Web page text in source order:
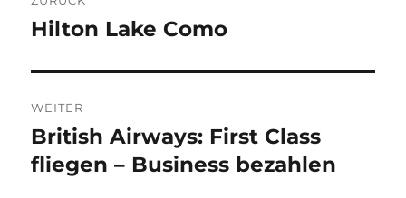
Vorheriger
Hilton Lake Como
WEITER
Nächster
Beitrag:
British Airways: First Class
fliegen – Business bezahlen